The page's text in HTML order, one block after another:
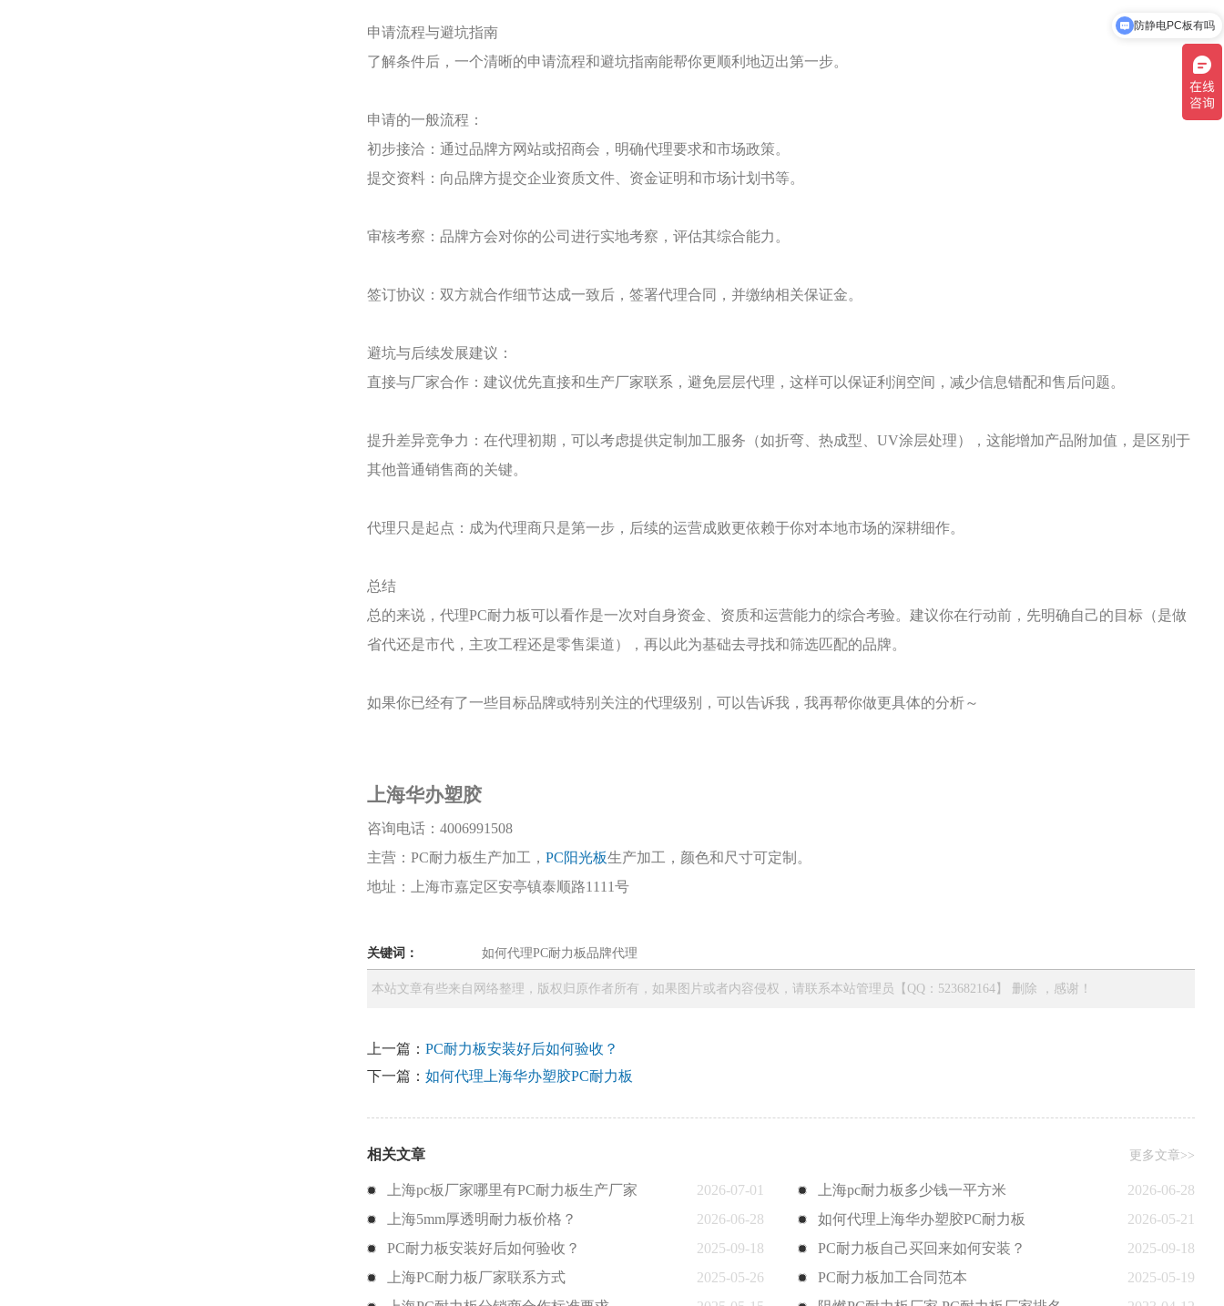
申请流程与避坑指南
了解条件后，一个清晰的申请流程和避坑指南能帮你更顺利地迈出第一步。
申请的一般流程：
初步接洽：通过品牌方网站或招商会，明确代理要求和市场政策。
提交资料：向品牌方提交企业资质文件、资金证明和市场计划书等。
审核考察：品牌方会对你的公司进行实地考察，评估其综合能力。
签订协议：双方就合作细节达成一致后，签署代理合同，并缴纳相关保证金。
避坑与后续发展建议：
直接与厂家合作：建议优先直接和生产厂家联系，避免层层代理，这样可以保证利润空间，减少信息错配和售后问题。
提升差异竞争力：在代理初期，可以考虑提供定制加工服务（如折弯、热成型、UV涂层处理），这能增加产品附加值，是区别于
其他普通销售商的关键。
代理只是起点：成为代理商只是第一步，后续的运营成败更依赖于你对本地市场的深耕细作。
总结
总的来说，代理PC耐力板可以看作是一次对自身资金、资质和运营能力的综合考验。建议你在行动前，先明确自己的目标（是做
省代还是市代，主攻工程还是零售渠道），再以此为基础去寻找和筛选匹配的品牌。
如果你已经有了一些目标品牌或特别关注的代理级别，可以告诉我，我再帮你做更具体的分析～
上海华办塑胶
咨询电话：4006991508
主营：PC耐力板生产加工，PC阳光板生产加工，颜色和尺寸可定制。
地址：上海市嘉定区安亭镇泰顺路1111号
关键词： 如何代理PC耐力板品牌代理
本站文章有些来自网络整理，版权归原作者所有，如果图片或者内容侵权，请联系本站管理员【QQ：523682164】 删除 ，感谢！
上一篇：PC耐力板安装好后如何验收？
下一篇：如何代理上海华办塑胶PC耐力板
相关文章 更多文章>>
上海pc板厂家哪里有PC耐力板生产厂家 2026-07-01 上海pc耐力板多少钱一平方米
2026-06-28
上海5mm厚透明耐力板价格？
2026-06-28 如何代理上海华办塑胶PC耐力板
2026-05-21
PC耐力板安装好后如何验收？
2025-09-18 PC耐力板自己买回来如何安装？
2025-09-18
上海PC耐力板厂家联系方式
2025-05-26 PC耐力板加工合同范本
2025-05-19
6mmPC板什么价格